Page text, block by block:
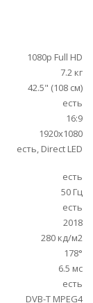
1080p Full HD
7.2 кг
42.5" (108 см)
есть
16:9
1920x1080
есть, Direct LED
есть
50 Гц
есть
2018
280 кд/м2
178°
6.5 мс
есть
DVB-T MPEG4